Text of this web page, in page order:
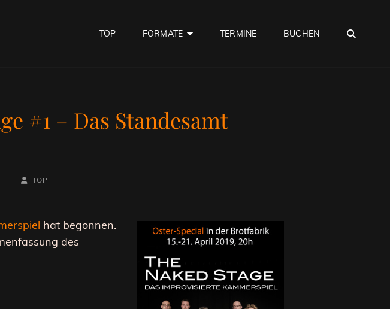
TOP FORMATE TERMINE BUCHEN
#1 – Das Standesamt
BY
BYLINE
TOP
hat begonnen.
des